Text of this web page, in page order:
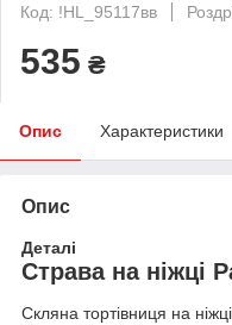
Код: !HL_95117вв
535 ₴
Опис Характеристики
Опис
Деталі
Страва на ніжці
Скляна тортівниця на